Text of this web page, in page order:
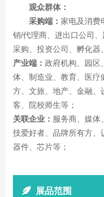
观众群体：
采购端： 家电及消费
销/代理商、进出口公司
采购、投资公司、孵化器
产业端：政府机构、园区
体、制造业、教育、医疗
方、文旅、地产、金融、
客、院校师生等；
关联企业： 服务商、媒体
技爱好者、品牌所有方、
器件、芯片等；
展品范围